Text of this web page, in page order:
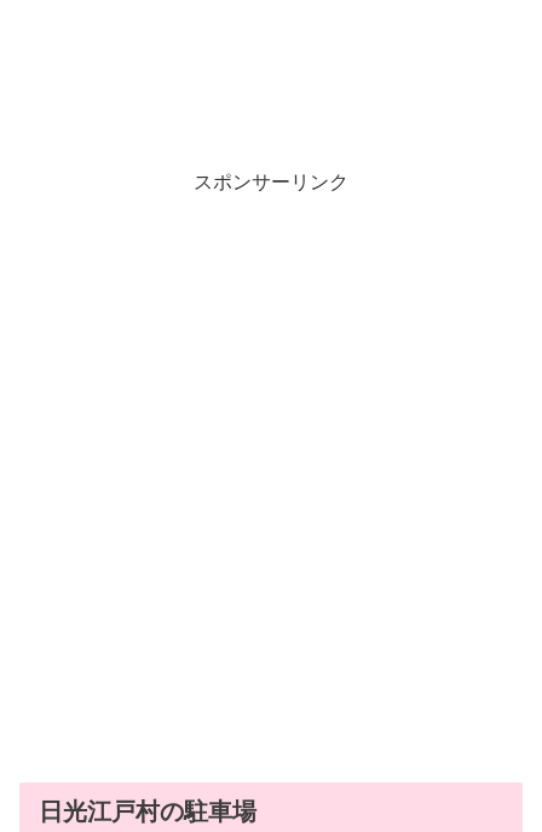
スポンサーリンク
日光江戸村の駐車場